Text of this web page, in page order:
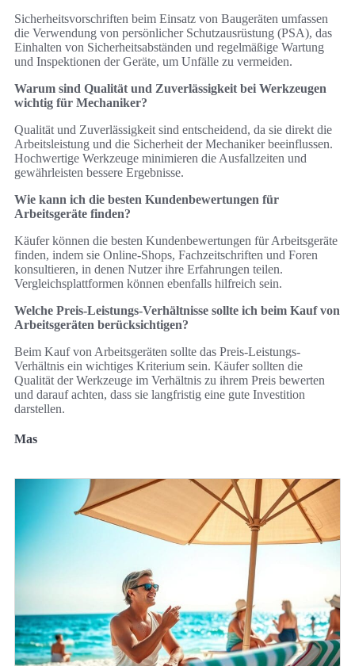
Sicherheitsvorschriften beim Einsatz von Baugeräten umfassen
die Verwendung von persönlicher Schutzausrüstung (PSA), das
Einhalten von Sicherheitsabständen und regelmäßige Wartung
und Inspektionen der Geräte, um Unfälle zu vermeiden.
Warum sind Qualität und Zuverlässigkeit bei Werkzeugen
wichtig für Mechaniker?
Qualität und Zuverlässigkeit sind entscheidend, da sie direkt die
Arbeitsleistung und die Sicherheit der Mechaniker beeinflussen.
Hochwertige Werkzeuge minimieren die Ausfallzeiten und
gewährleisten bessere Ergebnisse.
Wie kann ich die besten Kundenbewertungen für
Arbeitsgeräte finden?
Käufer können die besten Kundenbewertungen für Arbeitsgeräte
finden, indem sie Online-Shops, Fachzeitschriften und Foren
konsultieren, in denen Nutzer ihre Erfahrungen teilen.
Vergleichsplattformen können ebenfalls hilfreich sein.
Welche Preis-Leistungs-Verhältnisse sollte ich beim Kauf von
Arbeitsgeräten berücksichtigen?
Beim Kauf von Arbeitsgeräten sollte das Preis-Leistungs-
Verhältnis ein wichtiges Kriterium sein. Käufer sollten die
Qualität der Werkzeuge im Verhältnis zu ihrem Preis bewerten
und darauf achten, dass sie langfristig eine gute Investition
darstellen.
Mas